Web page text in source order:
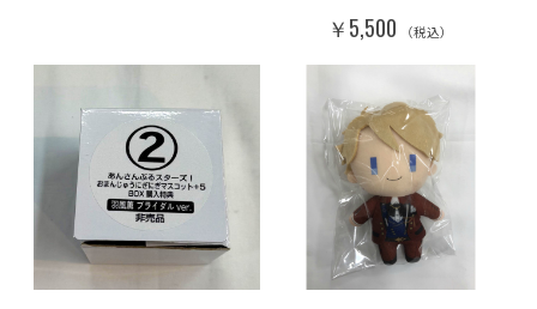
￥5,500 （税込）